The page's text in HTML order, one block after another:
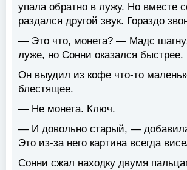
упала обратно в лужу. Но вместе
раздался другой звук. Гораздо
— Это что, монета? — Мадс
луже, но Сонни оказался быстрее.
Он выудил из кофе что-то
блестящее.
— Не монета. Ключ.
— И довольно старый, —
Это из-за него картина всегда
Сонни сжал находку двумя